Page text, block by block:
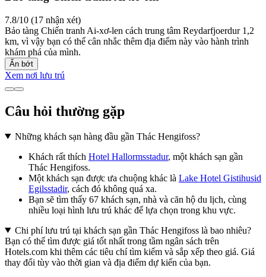
7.8/10 (17 nhận xét)
Bảo tàng Chiến tranh Ai-xơ-len cách trung tâm Reydarfjoerdur 1,2
km, vì vậy bạn có thể cân nhắc thêm địa điểm này vào hành trình
khám phá của mình.
Ẩn bớt
Xem nơi lưu trú
Câu hỏi thường gặp
Những khách sạn hàng đầu gần Thác Hengifoss?
Khách rất thích Hotel Hallormsstadur, một khách sạn gần
Thác Hengifoss.
Một khách sạn được ưa chuộng khác là Lake Hotel Gistihusid
Egilsstadir, cách đó không quá xa.
Bạn sẽ tìm thấy 67 khách sạn, nhà và căn hộ du lịch, cùng
nhiều loại hình lưu trú khác để lựa chọn trong khu vực.
Chi phí lưu trú tại khách sạn gần Thác Hengifoss là bao nhiêu?
Bạn có thể tìm được giá tốt nhất trong tầm ngân sách trên
Hotels.com khi thêm các tiêu chí tìm kiếm và sắp xếp theo giá. Giá
thay đổi tùy vào thời gian và địa điểm dự kiến của bạn.